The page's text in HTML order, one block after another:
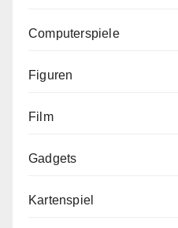
Computerspiele
Figuren
Film
Gadgets
Kartenspiel